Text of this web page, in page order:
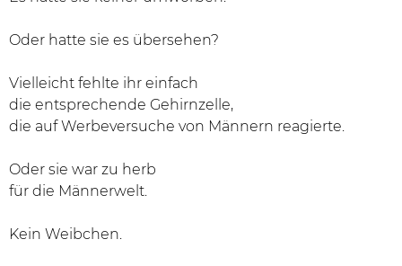
Oder hatte sie es übersehen?
Vielleicht fehlte ihr einfach
die entsprechende Gehirnzelle,
die auf Werbeversuche von Männern reagierte.
Oder sie war zu herb
für die Männerwelt.
Kein Weibchen.